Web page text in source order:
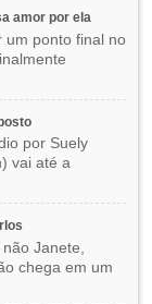
amor por ela
um ponto final no
por Suely
vai até a
Janete,
chega em um